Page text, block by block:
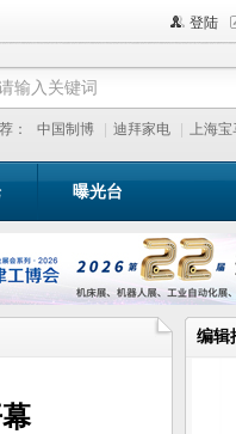
： 中国制博 迪拜家电 上海宝
曝光台
编辑